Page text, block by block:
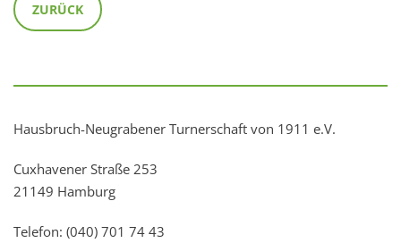
ZURÜCK
Hausbruch-Neugrabener Turnerschaft von 1911 e.V.
Cuxhavener Straße 253
21149 Hamburg
Telefon: (040) 701 74 43